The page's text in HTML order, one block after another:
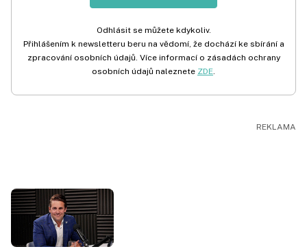
Odhlásit se můžete kdykoliv.
Přihlášením k newsletteru beru na vědomí, že dochází ke sbírání a
zpracování osobních údajů. Více informací o zásadách ochrany
osobních údajů naleznete ZDE.